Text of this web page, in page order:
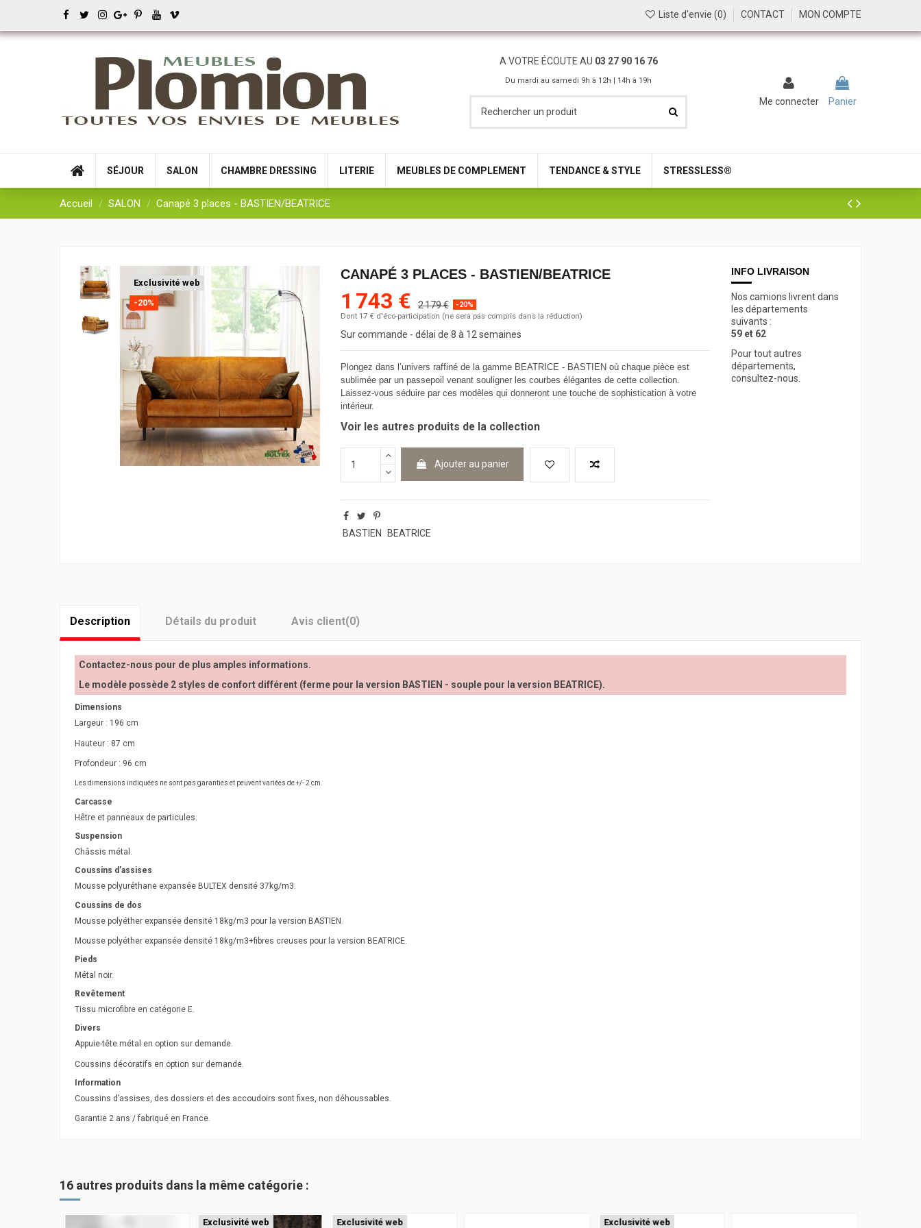
Liste d'envie (0) CONTACT MON COMPTE
A VOTRE ÉCOUTE AU 03 27 90 16 76
Du mardi au samedi 9h à 12h | 14h à 19h
Me connecter Panier
SÉJOUR SALON CHAMBRE DRESSING LITERIE MEUBLES DE COMPLEMENT TENDANCE & STYLE STRESSLESS®
Accueil SALON Canapé 3 places - BASTIEN/BEATRICE
Exclusivité web
-20%
CANAPÉ 3 PLACES - BASTIEN/BEATRICE
1 743 € 2 179 €
-20%
Dont 17 € d'éco-participation (ne sera pas compris dans la réduction)
Sur commande - délai de 8 à 12 semaines
Plongez dans l’univers raffiné de la gamme BEATRICE - BASTIEN où chaque pièce est
sublimée par un passepoil venant souligner les courbes élégantes de cette collection.
Laissez-vous séduire par ces modèles qui donneront une touche de sophistication à votre
intérieur.
Voir les autres produits de la collection
Ajouter au panier
BASTIEN BEATRICE
INFO LIVRAISON
Nos camions livrent dans
les départements
suivants :
59 et 62
Pour tout autres
départements,
consultez-nous.
Description Détails du produit Avis client(0)
Contactez-nous pour de plus amples informations.
Le modèle possède 2 styles de confort différent (ferme pour la version BASTIEN - souple pour la version BEATRICE).
Dimensions
Largeur : 196 cm
Hauteur : 87 cm
Profondeur : 96 cm
Les dimensions indiquées ne sont pas garanties et peuvent variées de +/- 2 cm.
Carcasse
Hêtre et panneaux de particules.
Suspension
Châssis métal.
Coussins d’assises
Mousse polyuréthane expansée BULTEX densité 37kg/m3.
Coussins de dos
Mousse polyéther expansée densité 18kg/m3 pour la version BASTIEN.
Mousse polyéther expansée densité 18kg/m3+fibres creuses pour la version BEATRICE.
Pieds
Métal noir.
Revêtement
Tissu microfibre en catégorie E.
Divers
Appuie-tête métal en option sur demande.
Coussins décoratifs en option sur demande.
Information
Coussins d’assises, des dossiers et des accoudoirs sont fixes, non déhoussables.
Garantie 2 ans / fabriqué en France.
16 autres produits dans la même catégorie :
Exclusivité web Exclusivité web